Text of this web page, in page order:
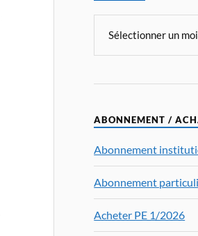
ABONNEMENT /
Abonnement
Abonnement
Acheter PE 1/2026